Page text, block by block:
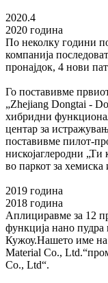
2020.4
2020 година
По неколку години
компанија
пронајдок, 4 нови
Го поставивме
„Zhejiang Dongtai -
хибридни
центар за
поставивме пилот-
нискојаглеродни „Ти
во паркот за
2019 година
2018 година
Аплициравме за 12
функција нано
Кужоу.Нашето име на
Material Co.,
Co., Ltd“.